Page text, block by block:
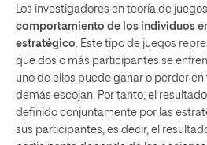
Los investigadores en teoría de
comportamiento de los individuos
estratégico . Este tipo de juegos
que dos o más participantes se
uno de ellos puede ganar o perder en
demás escojan. Por tanto, el
definido conjuntamente por las
sus participantes, es decir, el